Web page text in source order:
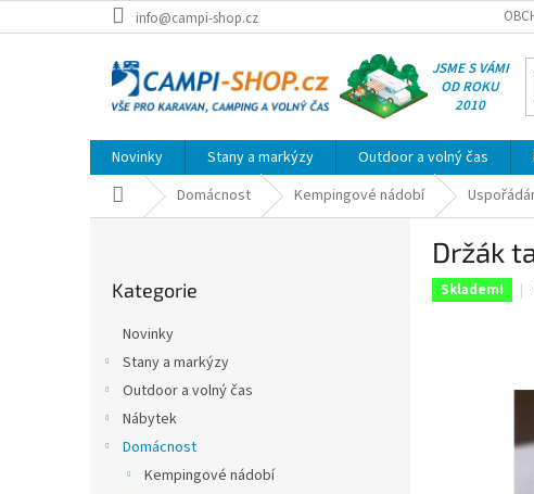
na
info@campi-shop.cz
JSME S VÁMI
OD ROKU
2010
Novinky Stany a markýzy Outdoor a volný čas
Domů Domácnost Kempingové nádobí
kategorie
Kategorie
Novinky
Stany a markýzy
Outdoor a volný čas
Nábytek
Domácnost
Kempingové nádobí
Držák
Skladem!